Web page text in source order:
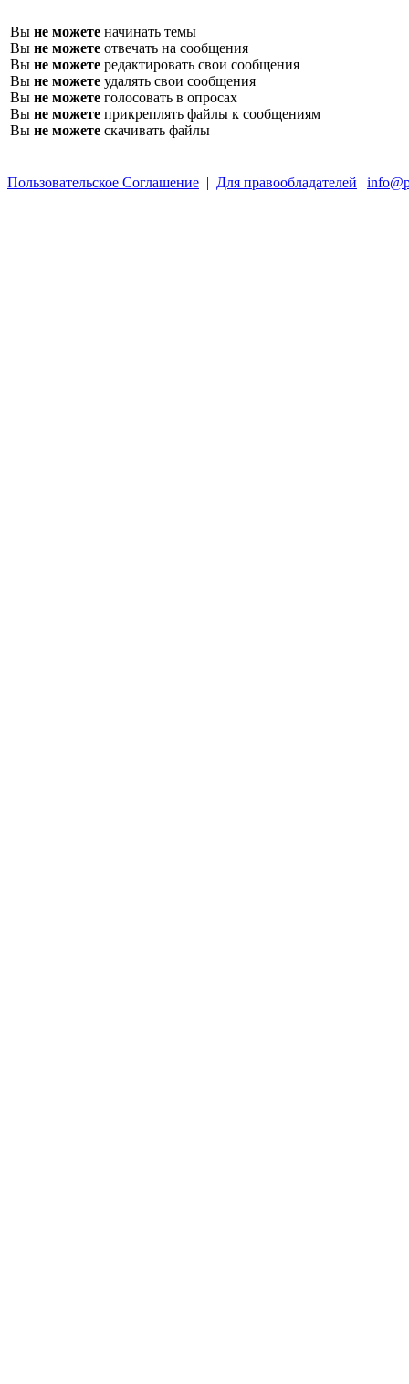
Вы не можете начинать темы
Вы не можете отвечать на сообщения
Вы не можете редактировать свои сообщения
Вы не можете удалять свои сообщения
Вы не можете голосовать в опросах
Вы не можете прикреплять файлы к сообщениям
Вы не можете скачивать файлы
Пользовательское Соглашение | Для правообладателей |